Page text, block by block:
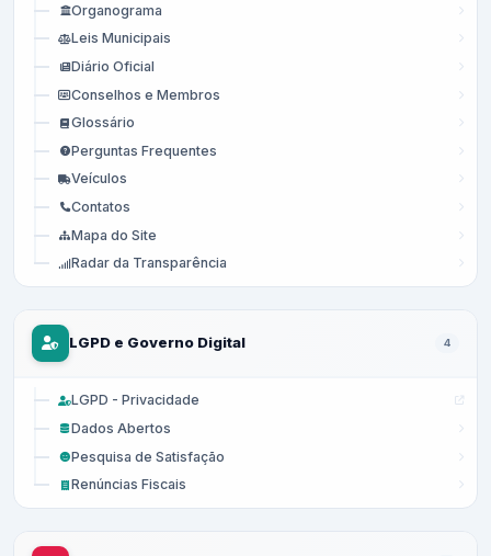
Organograma
Leis Municipais
Diário Oficial
Conselhos e Membros
Glossário
Perguntas Frequentes
Veículos
Contatos
Mapa do Site
Radar da Transparência
LGPD e Governo Digital 4
LGPD - Privacidade
Dados Abertos
Pesquisa de Satisfação
Renúncias Fiscais